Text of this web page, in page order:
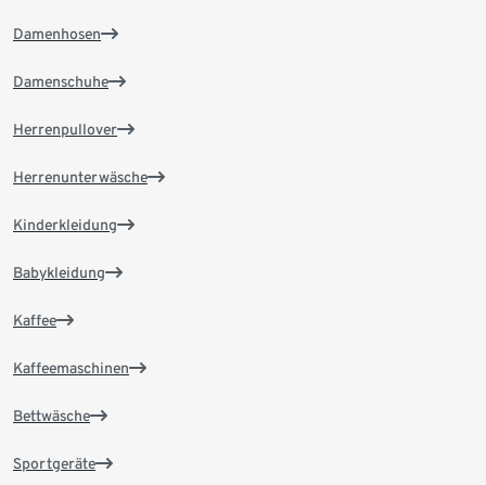
Damenhosen
Damenschuhe
Herrenpullover
Herrenunterwäsche
Kinderkleidung
Babykleidung
Kaffee
Kaffeemaschinen
Bettwäsche
Sportgeräte